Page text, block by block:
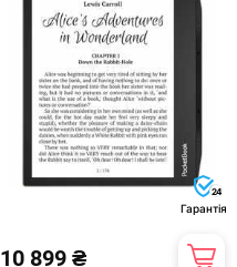
24
Гарантія
10 899 ₴